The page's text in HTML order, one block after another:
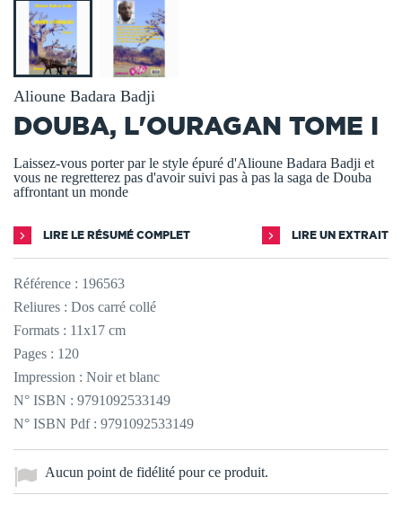
Alioune Badara Badji
DOUBA, L'OURAGAN TOME I
Laissez-vous porter par le style épuré d'Alioune Badara Badji et
vous ne regretterez pas d'avoir suivi pas à pas la saga de Douba
affrontant un monde
LIRE LE RÉSUMÉ COMPLET LIRE UN EXTRAIT
Référence : 196563
Reliures : Dos carré collé
Formats : 11x17 cm
Pages : 120
Impression : Noir et blanc
N° ISBN : 9791092533149
N° ISBN Pdf : 9791092533149
Aucun point de fidélité pour ce produit.